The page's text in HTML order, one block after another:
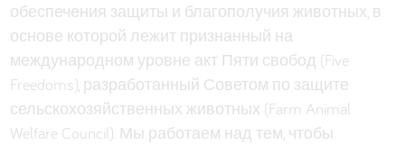
обеспечения защиты и благополучия животных, в
основе которой лежит признанный на
международном уровне акт Пяти свобод (Five
Freedoms), разработанный Советом по защите
сельскохозяйственных животных (Farm Animal
Welfare Council). Мы работаем над тем, чтобы